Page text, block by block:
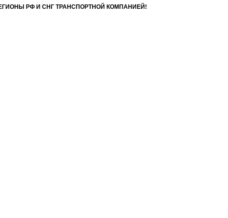
РФ И СНГ ТРАНСПОРТНОЙ КОМПАНИЕЙ!